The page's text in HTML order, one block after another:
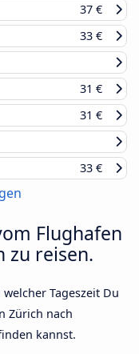
37 €
33 €
31 €
31 €
33 €
Flughafen
zu reisen.
Tageszeit Du
Zürich nach
kannst.